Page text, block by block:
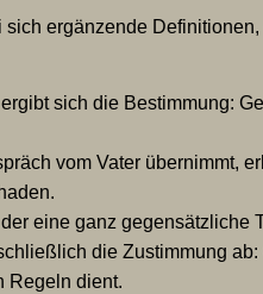
sich ergänzende
sich die Bestimmung:
vom Vater übernimmt,
eine ganz gegensätzliche
die Zustimmung
Regeln dient.